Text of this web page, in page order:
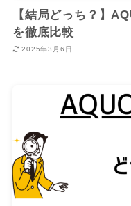
【結局どっち？】
を徹底比較
2025年3月6日